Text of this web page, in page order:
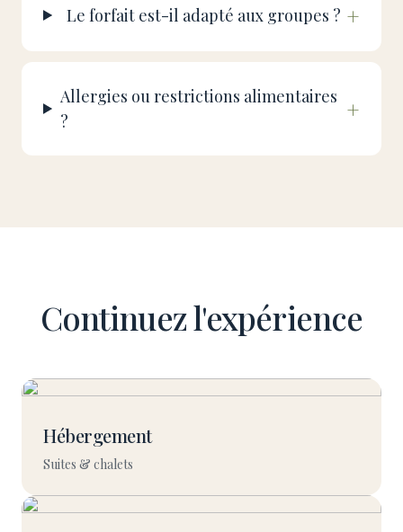
Le forfait est-il adapté aux groupes ? +
Allergies ou restrictions alimentaires
?
+
Continuez l'expérience
Hébergement
Suites & chalets